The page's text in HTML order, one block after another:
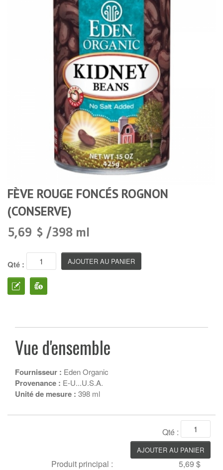
FÈVE ROUGE FONCÉS ROGNON
(CONSERVE)
5,69 $ /398 ml
Qté :
Vue d'ensemble
Fournisseur : Eden Organic
Provenance : E-U...U.S.A.
Unité de mesure : 398 ml
Qté :
Produit principal :
5,69 $